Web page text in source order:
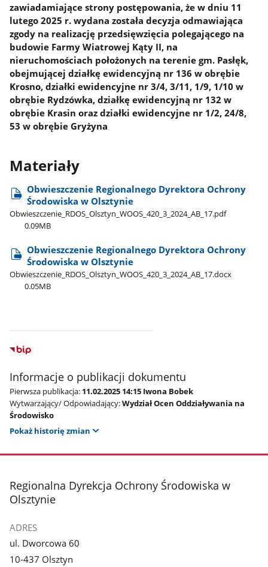
zawiadamiające strony postępowania, że w dniu 11
lutego 2025 r. wydana została decyzja odmawiająca
zgody na realizację przedsięwzięcia polegającego na
budowie Farmy Wiatrowej Kąty II, na
nieruchomościach położonych na terenie gm. Pasłęk,
obejmującej działkę ewidencyjną nr 136 w obrębie
Krosno, działki ewidencyjne nr 3/4, 3/11, 1/9, 1/10 w
obrębie Rydzówka, działkę ewidencyjną nr 132 w
obrębie Krasin oraz działki ewidencyjne nr 1/2, 24/8,
53 w obrębie Gryżyna
Materiały
Obwieszczenie Regionalnego Dyrektora Ochrony
Środowiska w Olsztynie
Obwieszczenie​_RDOS​_Olsztyn​_WOOS​_420​_3​_2024​_AB​_17.pdf
0.09MB
Obwieszczenie Regionalnego Dyrektora Ochrony
Środowiska w Olsztynie
Obwieszczenie​_RDOS​_Olsztyn​_WOOS​_420​_3​_2024​_AB​_17.docx
0.05MB
Informacje o publikacji dokumentu
Pierwsza publikacja: 11.02.2025 14:15 Iwona Bobek
Wytwarzający/ Odpowiadający:Wydział Ocen Oddziaływania na
Środowisko
Pokaż historię zmian
stopka
Regionalna Dyrekcja Ochrony Środowiska w
Olsztynie
ADRES
ul. Dworcowa 60
10-437 Olsztyn